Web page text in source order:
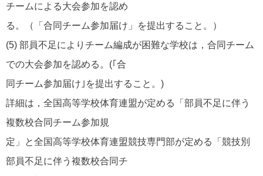
チームによる大会参加を認め
る。（「合同チーム参加届け」を提出すること。）
(5) 部員不足によりチーム編成が困難な学校は，合同チーム
での大会参加を認める。(｢合
同チーム参加届け｣を提出すること。)
詳細は，全国高等学校体育連盟が定める「部員不足に伴う
複数校合同チーム参加規
定」と全国高等学校体育連盟競技専門部が定める「競技別
部員不足に伴う複数校合同チ